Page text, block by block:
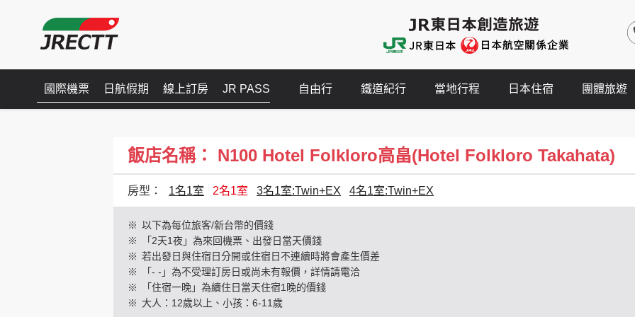
國際機票 日航假期 線上訂房 JR PASS 自由行 鐵道紀行 當地行程 日本住宿 團體旅遊
飯店名稱： N100 Hotel Folkloro高畠(Hotel Folkloro Takahata)
房型： 1名1室 2名1室 3名1室:Twin+EX 4名1室:Twin+EX
※ 以下為每位旅客/新台幣的價錢
※
「2天1夜」為來回機票、出發日當天價錢
※ 若出發日與住宿日分開或住宿日不連續時將會產生價差
※
「- -」為不受理訂房日或尚未有報價，詳情請電洽
※
「住宿一晚」為續住日當天住宿1晚的價錢
※ 大人：12歲以上、小孩：6-11歲